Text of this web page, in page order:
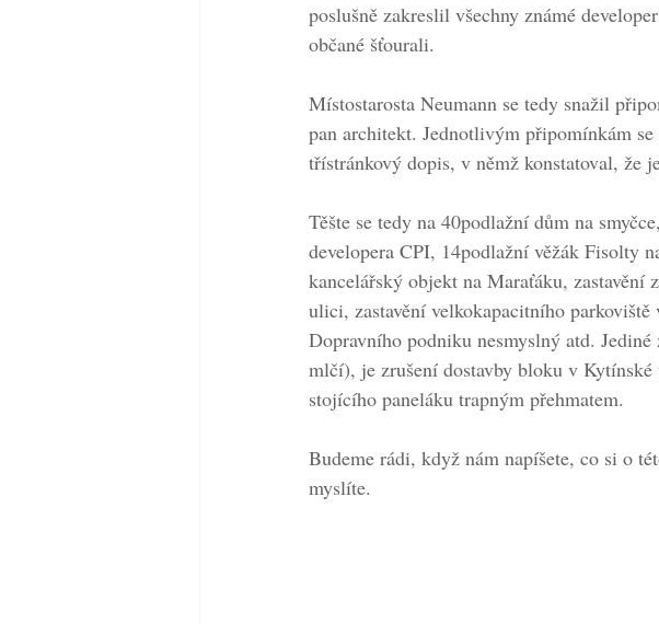
poslušně zakreslil všechny známé
občané šťourali.
Místostarosta Neumann se tedy snažil
pan architekt. Jednotlivým připomínkám
třístránkový dopis, v němž konstatoval, že
Těšte se tedy na 40podlažní dům na
developera CPI, 14podlažní věžák Fisolty
kancelářský objekt na Maraťáku,
ulici, zastavění velkokapacitního
Dopravního podniku nesmyslný atd.
mlčí), je zrušení dostavby bloku v
stojícího paneláku trapným přehmatem.
Budeme rádi, když nám napíšete, co si o
myslíte.